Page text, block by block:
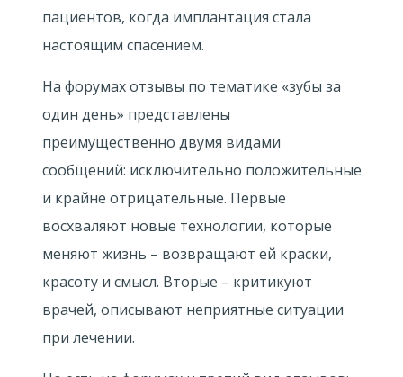
пациентов, когда имплантация стала
настоящим спасением.
На форумах отзывы по тематике «зубы за
один день» представлены
преимущественно двумя видами
сообщений: исключительно положительные
и крайне отрицательные. Первые
восхваляют новые технологии, которые
меняют жизнь – возвращают ей краски,
красоту и смысл. Вторые – критикуют
врачей, описывают неприятные ситуации
при лечении.